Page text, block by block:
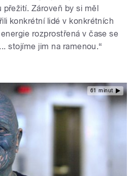
přežití. Zároveň by si měl
konkrétní lidé v konkrétních
rozprostřená v čase se
stojíme jim na ramenou.“
61 minut